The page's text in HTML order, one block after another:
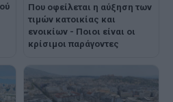
Που οφείλεται η αύξηση των
τιμών κατοικίας και
ενοικίων - Ποιοι είναι οι
κρίσιμοι παράγοντες